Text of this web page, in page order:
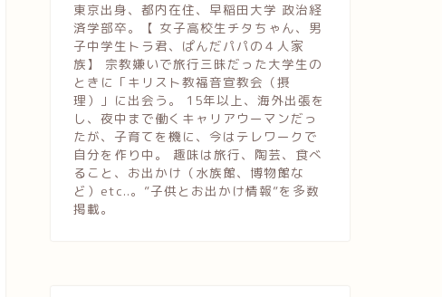
東京出身、都内在住、早稲田大学 政治経
済学部卒。【 女子高校生チタちゃん、男
子中学生トラ君、ぱんだパパの４人家
族】 宗教嫌いで旅行三昧だった大学生の
ときに「キリスト教福音宣教会（摂
理）」に出会う。 15年以上、海外出張を
し、夜中まで働くキャリアウーマンだっ
たが、子育てを機に、今はテレワークで
自分を作り中。 趣味は旅行、陶芸、食べ
ること、お出かけ（水族館、博物館な
ど）etc..。”子供とお出かけ情報”を多数
掲載。